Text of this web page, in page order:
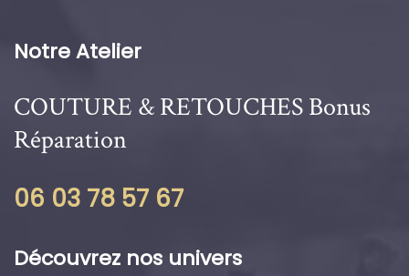
Notre Atelier
COUTURE & RETOUCHESBonus
Réparation
06 03 78 57 67
Découvrez nos univers